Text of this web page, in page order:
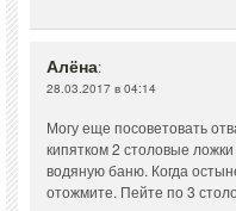
Алёна:
28.03.2017 в 04:14
Могу еще посоветовать
кипятком 2 столовые
водяную баню. Когда
отожмите. Пейте по 3